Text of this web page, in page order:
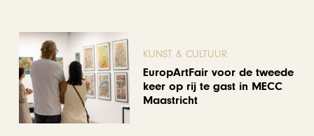
KUNST & CULTUUR
EuropArtFair voor de tweede
keer op rij te gast in MECC
Maastricht